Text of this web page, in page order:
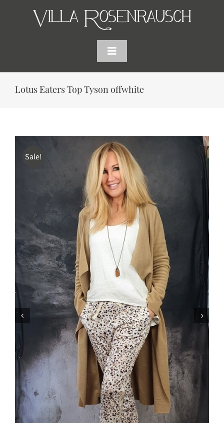
Toggle
Navigation
SHOP
Lotus Eaters Top Tyson offwhite
Sale!